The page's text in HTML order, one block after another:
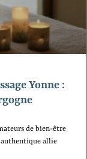
Yonne :
de bien-être
authentique allie